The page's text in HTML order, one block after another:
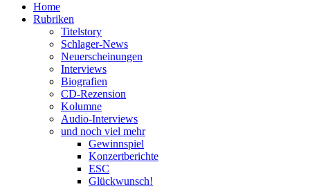
Home
Rubriken
Titelstory
Schlager-News
Neuerscheinungen
Interviews
Biografien
CD-Rezension
Kolumne
Audio-Interviews
und noch viel mehr
Gewinnspiel
Konzertberichte
ESC
Glückwunsch!